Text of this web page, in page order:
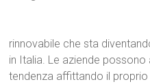
rinnovabile che sta
in Italia. Le aziende
tendenza affittando il proprio